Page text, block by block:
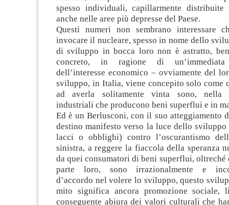
spesso individuali, capillarmente
anche nelle aree più depresse del Paese.
Questi numeri non sembrano interessare
invocare il nucleare, spesso in nome dello
di sviluppo in bocca loro non è astratto,
concreto, in ragione di un’immediata
dell’interesse economico – ovviamente del
sviluppo, in Italia, viene concepito solo come
ad averla solitamente vinta sono, nella
industriali che producono beni superflui e in
Ed è un Berlusconi, con il suo atteggiamento
destino manifesto verso la luce dello
lacci o obblighi) contro l’oscurantismo
sinistra, a reggere la fiaccola della speranza
da quei consumatori di beni superflui, oltreché
parte loro, sono irrazionalmente e
d’accordo nel volere lo sviluppo, questo
mito significa ancora promozione sociale,
conseguente abiura dei valori culturali che